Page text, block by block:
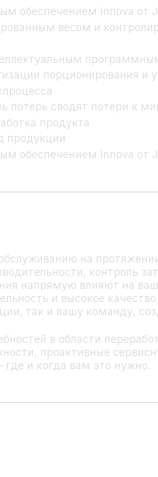
обеспечением Innova от
весом и
порционирования и
потерь сводят потери к
продукта
продукции
обеспечением Innova от
на
контроль
напрямую влияют на
и высокое
так и вашу команду,
в области
проактивные
и когда вам это нужно.